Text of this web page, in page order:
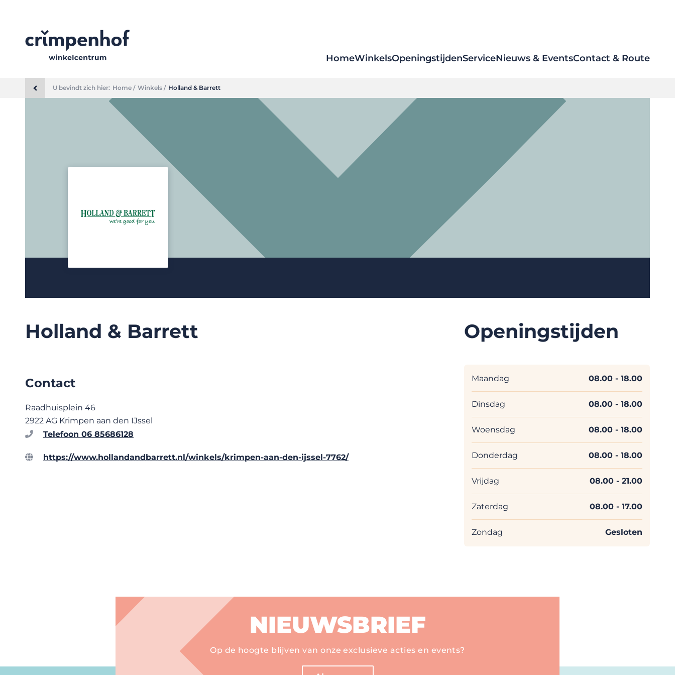
HomeWinkelsOpeningstijdenServiceNieuws & EventsContact & Route
U bevindt zich hier: Home / Winkels / Holland & Barrett
Holland & Barrett
Contact
Raadhuisplein 46
2922 AG Krimpen aan den IJssel
Telefoon 06 85686128
https://www.hollandandbarrett.nl/winkels/krimpen-aan-den-ijssel-7762/
Openingstijden
Maandag 08.00 - 18.00
Dinsdag 08.00 - 18.00
Woensdag 08.00 - 18.00
Donderdag 08.00 - 18.00
Vrijdag 08.00 - 21.00
Zaterdag 08.00 - 17.00
Zondag Gesloten
NIEUWSBRIEF
Op de hoogte blijven van onze exclusieve acties en events?